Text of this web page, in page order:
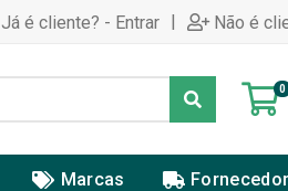
Já é cliente? - Entrar | Não é
0
Marcas